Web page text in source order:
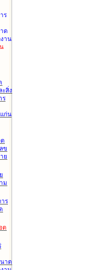
ร
ด
าน
ะสิ่ง
ร
ก่น
ข
ย
ม
าร
ด
าด